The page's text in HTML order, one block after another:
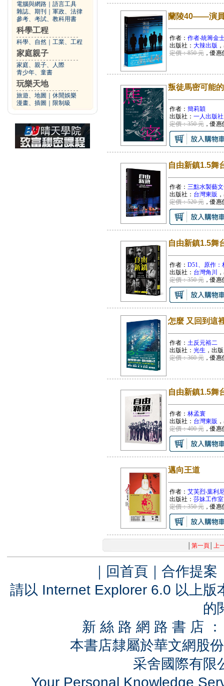
電腦與網路
語言工具
雜誌、期刊
軍政、法律
參考、考試、教科用書
科學工程
科學、自然 工業、工程
家庭親子
家庭、親子、人際
青少年、童書
玩樂天地
旅遊、地圖
休閒娛樂
漫畫、插圖
限制級
蘭陵40――演
作者： 作者‧統籌金
出版社： 大辣出版
定價：850 元，優惠
叛徒馬密可能
作者： 簡莉穎
出版社： 一人出版社
定價：350 元，優惠
自由新鎮1.5舞
作者： 三點水製藝
出版社： 台灣東販
定價：520 元，優惠
自由新鎮1.5舞
作者： D51、原作：
出版社： 台灣角川
定價：350 元，優惠
怎麼 又回到這
作者： 土反元裕二
出版社： 光生 ，出
定價：360 元，優惠
自由新鎮1.5舞
作者： 林孟寰
出版社： 台灣東販
定價：400 元，優惠
邁向王道
作者： 艾芙烈‧葉利
出版社： 莎妹工作室
定價：350 元，優惠
第一頁│ 上
｜ 回首頁 ｜ 合作提案
請以 Internet Explorer 6.0 以上
的
新 絲 路 網 路 書 店
本書店隸屬於華文網股
采舍國際有
Your Personal Knowledge